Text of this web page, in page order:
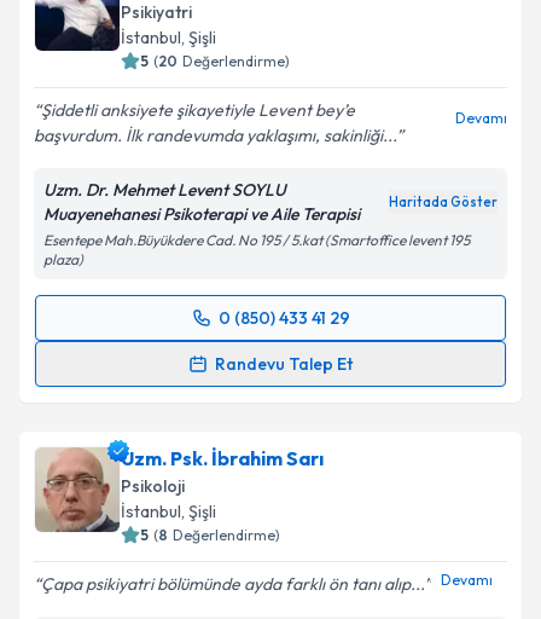
Psikiyatri
İstanbul, Şişli
5 (20 Değerlendirme)
Şiddetli anksiyete şikayetiyle Levent bey’e
başvurdum. İlk randevumda yaklaşımı, sakinliği...
Devamı
Uzm. Dr. Mehmet Levent SOYLU
Muayenehanesi Psikoterapi ve Aile Terapisi
Haritada Göster
Esentepe Mah.Büyükdere Cad. No 195 / 5.kat (Smartoffice levent 195
plaza)
0 (850) 433 41 29
Randevu Talep Et
Randevu Takvimi Talebi
için bir takvim hazırlandığında e-posta ile
bilgilendireceğiz.
E-posta Adresiniz
Uzm. Psk. İbrahim Sarı
Psikoloji
İstanbul, Şişli
5 (8 Değerlendirme)
Çapa psikiyatri bölümünde ayda farklı ön tanı alıp... Devamı